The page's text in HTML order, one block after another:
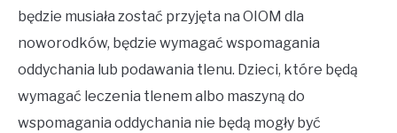
będzie musiała zostać przyjęta na OIOM dla
noworodków, będzie wymagać wspomagania
oddychania lub podawania tlenu. Dzieci, które będą
wymagać leczenia tlenem albo maszyną do
wspomagania oddychania nie będą mogły być